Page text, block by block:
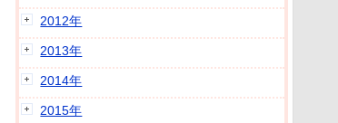
2012年
2013年
2014年
2015年